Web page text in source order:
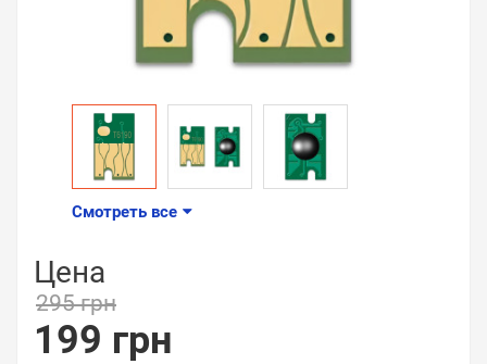
Смотреть все
Цена
295 грн
199 грн